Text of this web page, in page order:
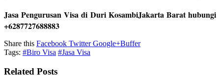
Jasa Pengurusan Visa di Duri KosambiJakarta Barat hubungi
+6287727688883
Share this Facebook TwitterGoogle+Buffer
Tags: #Biro Visa #Jasa Visa
Related Posts